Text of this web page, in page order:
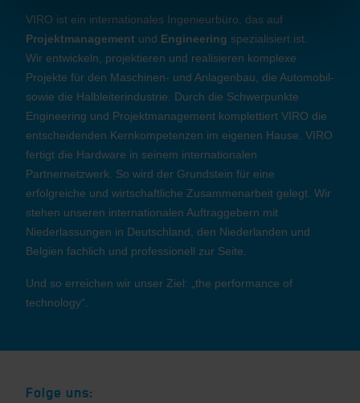
VIRO ist ein internationales Ingenieurbüro, das auf
Projektmanagement und Engineering spezialisiert ist.
Wir entwickeln, projektieren und realisieren komplexe
Projekte für den Maschinen- und Anlagenbau, die Automobil-
sowie die Halbleiterindustrie. Durch die Schwerpunkte
Engineering und Projektmanagement komplettiert VIRO die
entscheidenden Kernkompetenzen im eigenen Hause. VIRO
fertigt die Hardware in seinem internationalen
Partnernetzwerk. So wird der Grundstein für eine
erfolgreiche und wirtschaftliche Zusammenarbeit gelegt. Wir
stehen unseren internationalen Auftraggebern mit
Niederlassungen in Deutschland, den Niederlanden und
Belgien fachlich und professionell zur Seite.
Und so erreichen wir unser Ziel: „the performance of
technology“.
Folge uns: